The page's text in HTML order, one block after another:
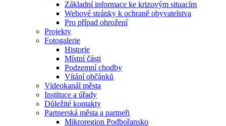
Základní informace ke krizovým situacím
Webové stránky k ochraně obyvatelstva
Pro případ ohrožení
Projekty
Fotogalerie
Historie
Místní části
Podzemní chodby
Vítání občánků
Videokanál města
Instituce a úřady
Důležité kontakty
Partnerská města a partneři
Mikroregion Podbořansko